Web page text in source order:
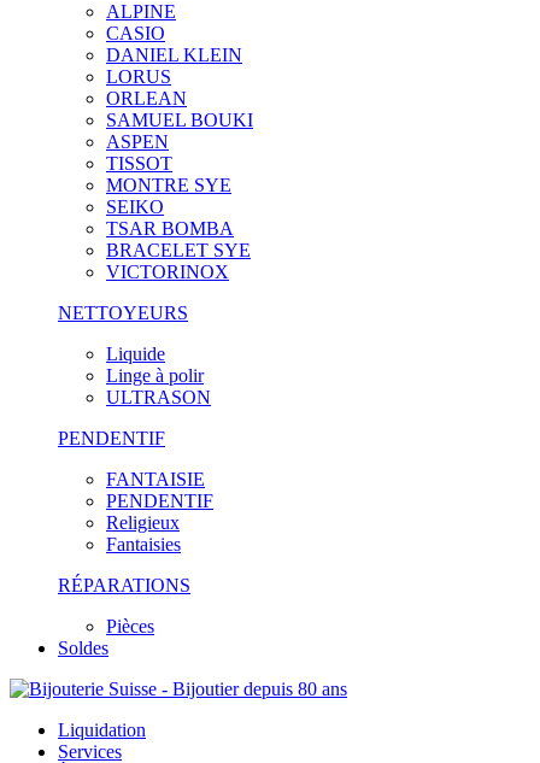
ALPINE
CASIO
DANIEL KLEIN
LORUS
ORLEAN
SAMUEL BOUKI
ASPEN
TISSOT
MONTRE SYE
SEIKO
TSAR BOMBA
BRACELET SYE
VICTORINOX
NETTOYEURS
Liquide
Linge à polir
ULTRASON
PENDENTIF
FANTAISIE
PENDENTIF
Religieux
Fantaisies
RÉPARATIONS
Pièces
Soldes
Liquidation
Services